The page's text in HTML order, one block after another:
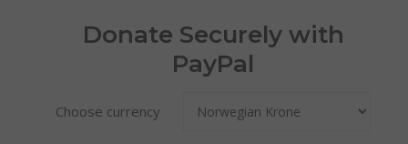
Donate Securely with
PayPal
Choose currency